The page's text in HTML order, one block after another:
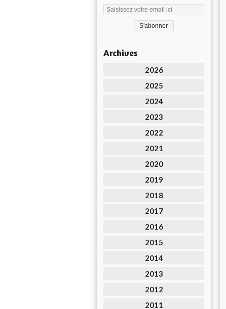
Archives
2026
2025
2024
2023
2022
2021
2020
2019
2018
2017
2016
2015
2014
2013
2012
2011